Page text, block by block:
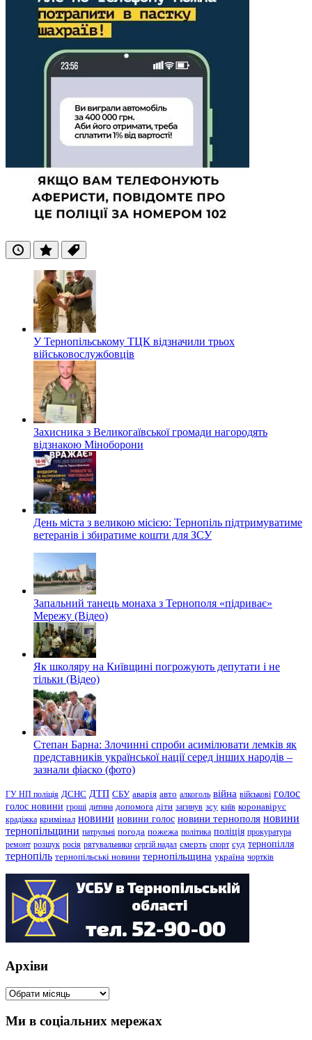
ОстанніПопулярні
Теги
У Тернопільському ТЦК відзначили трьох
військовослужбовців
Захисника з Великогаївської громади нагородять
відзнакою Міноборони
День міста з великою місією: Тернопіль підтримуватиме
ветеранів і збиратиме кошти для ЗСУ
Запальний танець монаха з Тернополя «підриває»
Мережу (Відео)
Як школяру на Київщині погрожують депутати і не
тільки (Відео)
Степан Барна: Злочинні спроби асимілювати лемків як
представників української нації серед інших народів –
зазнали фіаско (фото)
ГУ НП поліція ДСНС ДТП СБУ аварія авто алкоголь війна військові голос
голос новини гроші дитина допомога діти загинув зсу київ коронавірус
крадіжка кримінал новини новини голос новини тернополя новини
тернопільщини патрульні погода пожежа політика поліція прокуратура
ремонт розшук росія рятувальники сергій надал смерть спорт суд тернопілля
тернопіль тернопільські новини тернопільщина україна чортків
Архіви
Архіви
Ми в соціальних мережах